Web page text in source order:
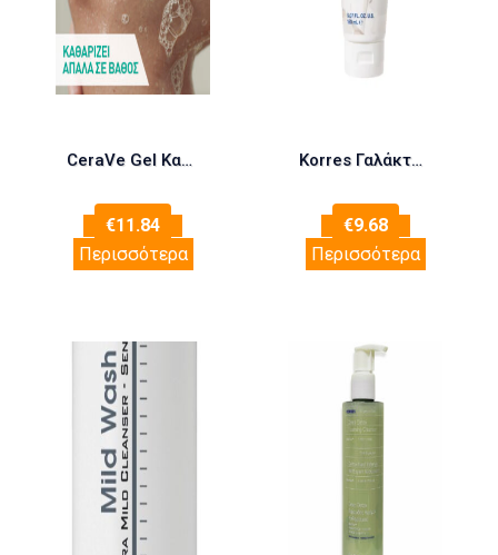
CeraVe Gel Καθαρισμού 236ml
€11.84
Περισσότερα
Korres Γαλάκτωμα Καθαρισμού Total Clarity Purifying 150ml
€9.68
Περισσότερα